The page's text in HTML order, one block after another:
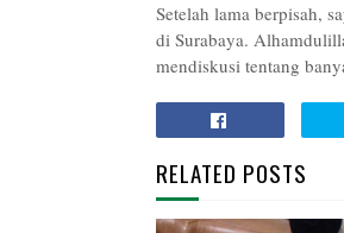
Setelah lama berpisah,
di Surabaya.
mendiskusi tentang
RELATED POSTS